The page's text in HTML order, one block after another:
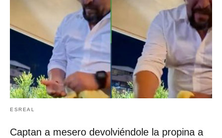
ESREAL
Captan a mesero devolviéndole la propina a